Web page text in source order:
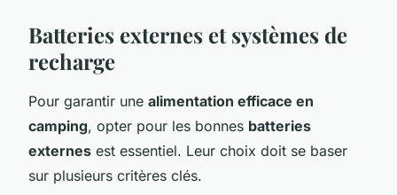
Batteries externes et systèmes de
recharge
Pour garantir une alimentation efficace en
camping, opter pour les bonnes batteries
externes est essentiel. Leur choix doit se baser
sur plusieurs critères clés.